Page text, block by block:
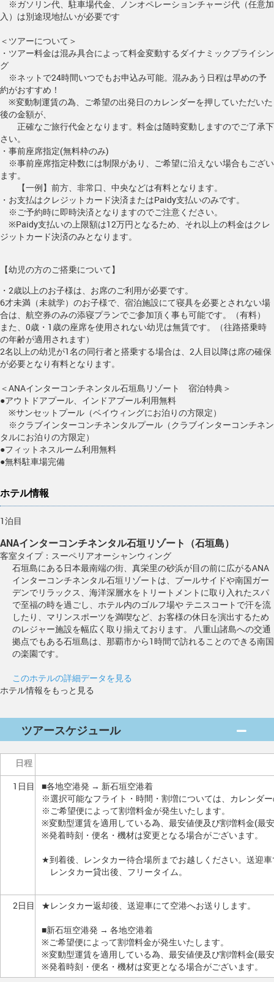
※ガソリン代、駐車場代金、ノンオペレーションチャージ代（任意加
入）は別途現地払いが必要です
＜ツアーについて＞
・ツアー料金は混み具合によって料金変動するダイナミックプライシン
グ
※ネットで24時間いつでもお申込み可能。混みあう日程は早めの予
約がおすすめ！
※変動制運賃の為、ご希望の出発日のカレンダーを押していただいた
後の金額が、
正確なご旅行代金となります。料金は随時変動しますのでご了承下
さい。
・事前座席指定(無料枠のみ)
※事前座席指定枠数には制限があり、ご希望に沿えない場合もござい
ます。
【一例】前方、非常口、中央などは有料となります。
・お支払はクレジットカード決済またはPaidy支払いのみです。
※ご予約時に即時決済となりますのでご注意ください。
※Paidy支払いの上限額は12万円となるため、それ以上の料金はクレ
ジットカード決済のみとなります。
【幼児の方のご搭乗について】
・2歳以上のお子様は、お席のご利用が必要です。
6才未満（未就学）のお子様で、宿泊施設にて寝具を必要とされない場
合は、航空券のみの添寝プランでご参加頂く事も可能です。（有料）
また、0歳・1歳の座席を使用されない幼児は無賃です。（往路搭乗時
の年齢が適用されます）
2名以上の幼児が1名の同行者と搭乗する場合は、2人目以降は席の確保
が必要となり有料となります。
＜ANAインターコンチネンタル石垣島リゾート 宿泊特典＞
●アウトドアプール、インドアプール利用無料
※サンセットプール（ベイウィングにお泊りの方限定）
※クラブインターコンチネンタルプール（クラブインターコンチネン
タルにお泊りの方限定）
●フィットネスルーム利用無料
●無料駐車場完備
ホテル情報
1泊目
ANAインターコンチネンタル石垣リゾート（石垣島）
客室タイプ：スーペリアオーシャンウィング
石垣島にある日本最南端の街、真栄里の砂浜が目の前に広がるANA
インターコンチネンタル石垣リゾートは、プールサイドや南国ガー
デンでリラックス、海洋深層水をトリートメントに取り入れたスパ
で至福の時を過ごし、ホテル内のゴルフ場や テニスコートで汗を流
したり、マリンスポーツを満喫など、お客様の休日を演出するため
のレジャー施設を幅広く取り揃えております。 八重山諸島への交通
拠点でもある石垣島は、那覇市から1時間で訪れることのできる南国
の楽園です。
このホテルの詳細データを見る
ホテル情報をもっと見る
ツアースケジュール
日程
1日目
■各地空港発 → 新石垣空港着
※選択可能なフライト・時間・割増については、カレンダ
※ご希望便によって割増料金が発生いたします。
※変動型運賃を適用している為、最安値便及び割増料金(最
※発着時刻・便名・機材は変更となる場合がございます。
★到着後、レンタカー待合場所までお越しください。送迎
レンタカー貸出後、フリータイム。
2日目 ★レンタカー返却後、送迎車にて空港へお送りします。
■新石垣空港発 → 各地空港着
※ご希望便によって割増料金が発生いたします。
※変動型運賃を適用している為、最安値便及び割増料金(最
※発着時刻・便名・機材は変更となる場合がございます。